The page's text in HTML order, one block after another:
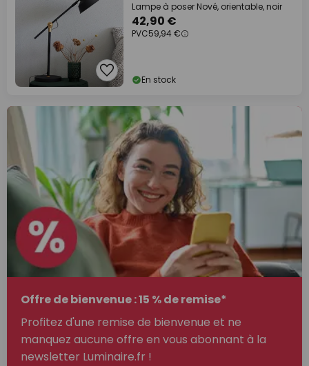
Lampe à poser Nové, orientable, noir
42,90 €
PVC59,94 €
En stock
Offre de bienvenue : 15 % de remise*
Profitez d'une remise de bienvenue et ne
manquez aucune offre en vous abonnant à la
newsletter Luminaire.fr !